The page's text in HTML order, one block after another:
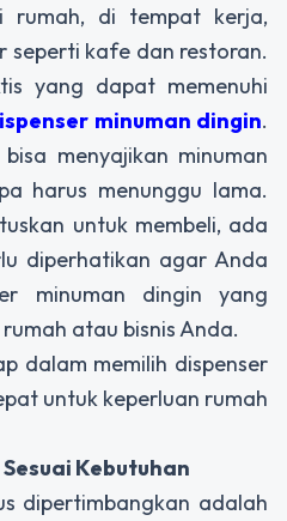
rumah, di tempat kerja,
seperti kafe dan restoran.
yang dapat memenuhi
minuman dingin.
menyajikan minuman
harus menunggu lama.
untuk membeli, ada
diperhatikan agar Anda
minuman dingin yang
atau bisnis Anda.
dalam memilih dispenser
untuk keperluan rumah
Kebutuhan
dipertimbangkan adalah